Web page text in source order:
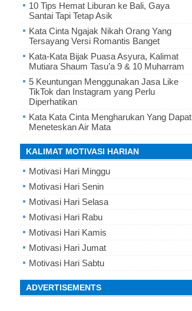
10 Tips Hemat Liburan ke Bali, Gaya
Santai Tapi Tetap Asik
Kata Cinta Ngajak Nikah Orang Yang
Tersayang Versi Romantis Banget
Kata-Kata Bijak Puasa Asyura, Kalimat
Mutiara Shaum Tasu’a 9 & 10 Muharram
5 Keuntungan Menggunakan Jasa Like
TikTok dan Instagram yang Perlu
Diperhatikan
Kata Kata Cinta Mengharukan Yang Dapat
Meneteskan Air Mata
KALIMAT MOTIVASI HARIAN
Motivasi Hari Minggu
Motivasi Hari Senin
Motivasi Hari Selasa
Motivasi Hari Rabu
Motivasi Hari Kamis
Motivasi Hari Jumat
Motivasi Hari Sabtu
ADVERTISEMENTS